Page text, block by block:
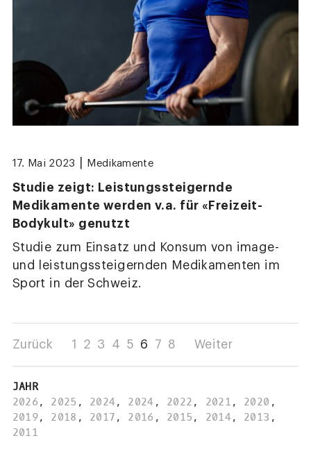
17. Mai 2023 Medikamente
Studie zeigt: Leistungssteigernde
Medikamente werden v.a. für «Freizeit-
Bodykult» genutzt
Studie zum Einsatz und Konsum von image-
und leistungssteigernden Medikamenten im
Sport in der Schweiz.
Zurück 1 2 3 4 5 6 7 8 Weiter
JAHR
2026 , 2025 , 2024, 2024 , 2022 , 2021 , 2020 ,
2019, 2018 , 2017 , 2016 , 2015 , 2014, 2013 ,
2011